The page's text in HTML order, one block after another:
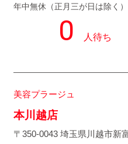
年中無休（正月三が日は除く）
美容プラージュ
本川越店
〒350-0043 埼玉県川越市新